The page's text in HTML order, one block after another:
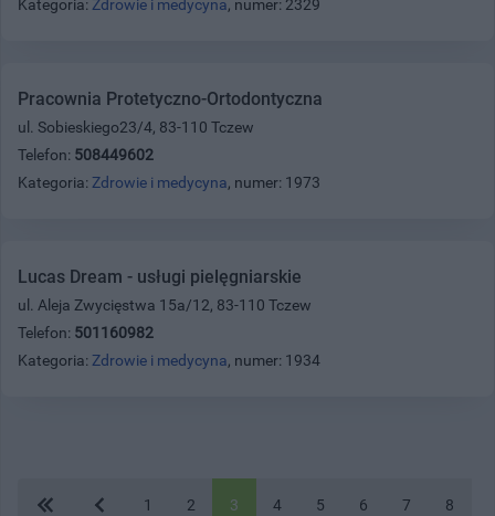
Kategoria: Zdrowie i medycyna, numer: 2329
Pracownia Protetyczno-Ortodontyczna
ul. Sobieskiego23/4, 83-110 Tczew
Telefon: 508449602
Kategoria: Zdrowie i medycyna, numer: 1973
Lucas Dream - usługi pielęgniarskie
ul. Aleja Zwycięstwa 15a/12, 83-110 Tczew
Telefon: 501160982
Kategoria: Zdrowie i medycyna, numer: 1934
1 2 3 4 5 6 7 8